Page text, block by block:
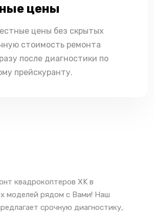
цены
цены без скрытых
стоимость ремонта
после диагностики по
прейскуранту.
квадрокоптеров XK в
моделей рядом с Вами! Наш
срочную диагностику,